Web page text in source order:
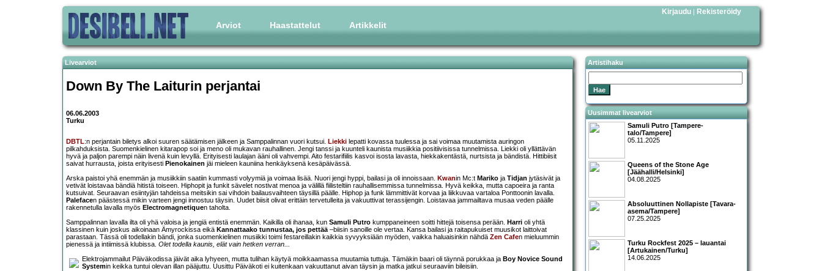
Arviot Haastattelut Artikkelit
Kirjaudu | Rekisteröidy
Livearviot
Down By The Laiturin perjantai
06.06.2003
Turku
DBTL:n perjantain biletys alkoi suuren säätämisen jälkeen ja Samppalinnan vuori kutsui. Liekki lepatti kovassa tuulessa ja sai voimaa muutamista auringon
pilkahduksista. Suomenkielinen kitarapop soi ja meno oli mukavan rauhallinen. Jengi tanssi ja kuunteli kaunista musiikkia positiivisissa tunnelmissa. Liekki oli yllättävän
hyvä ja paljon parempi näin livenä kuin levyllä. Erityisesti laulajan ääni oli vahvempi. Aito festarifiilis kasvoi isosta lavasta, hiekkakentästä, nurtsista ja bändistä. Hittibiisit
saivat hurrausta, joista erityisesti Pienokainen jäi mieleen kauniina henkäyksenä kesäpäivässä.
Arska paistoi yhä enemmän ja musiikkiin saatiin kummasti volyymiä ja voimaa lisää. Nuori jengi hyppi, bailasi ja oli innoissaan. Kwanin Mc:t Mariko ja Tidjan jytäsivät ja
vetivät loistavaa bändiä hitistä toiseen. Hiphopit ja funkit sävelet nostivat menoa ja välillä fiilisteltiin rauhallisemmissa tunnelmissa. Hyvä keikka, mutta capoeira ja ranta
kutsuivat. Seuraavan esiintyjän tahdeissa meitsikin sai vihdoin bailausvaihteen täysillä päälle. Hiphop ja funk lämmittivät korvaa ja liikkuvaa vartaloa Ponttoonin lavalla.
Palefacen päästessä mikin varteen jengi innostuu täysin. Uudet biisit olivat erittäin tervetulleita ja vakuuttivat terassijengin. Loistavaa jammailtava musaa veden päälle
rakennetulla lavalla myös Electromagnetiquen taholta.
Samppalinnan lavalla ilta oli yhä valoisa ja jengiä entistä enemmän. Kaikilla oli ihanaa, kun Samuli Putro kumppaneineen soitti hittejä toisensa perään. Harri oli yhtä
klassinen kuin joskus aikoinaan Ämyrockissa eikä Kannattaako tunnustaa, jos pettää–biisin sanoille ole vertaa. Kansa bailasi ja raitapukuiset muusikot laittoivat
parastaan. Tässä oli todellakin bändi, jonka suomenkielinen musiikki toimi festareillakin kaikkia syvyyksiään myöden, vaikka haluaisinkin nähdä Zen Cafen mieluummin
pienessä ja intiimissä klubissa. Olet todella kaunis, elät vain hetken verran...
Elektrojammailut Päiväkodissa jäivät aika lyhyeen, mutta tulihan käytyä moikkaamassa muutamia tuttuja. Tämäkin baari oli täynnä porukkaa ja Boy Novice Sound
Systemin keikka tuntui olevan illan pääjuttu. Uusittu Päiväkoti ei kuitenkaan vakuuttanut aivan täysin ja matka jatkui seuraaviin bileisiin.
Artistihaku
Uusimmat livearviot
Samuli Putro [Tampere-
talo/Tampere]
05.11.2025
Queens of the Stone Age
[Jäähalli/Helsinki]
04.08.2025
Absoluuttinen Nollapiste [Tavara-
asema/Tampere]
07.25.2025
Turku Rockfest 2025 – lauantai
[Artukainen/Turku]
14.06.2025